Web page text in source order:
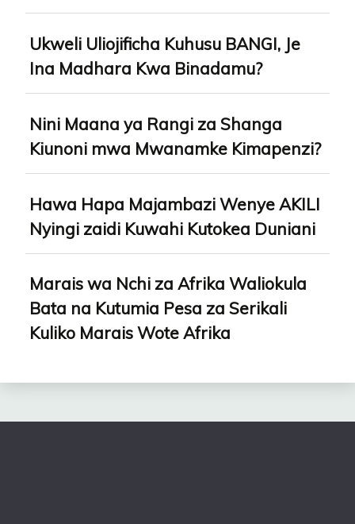
Ukweli Uliojificha Kuhusu BANGI, Je
Ina Madhara Kwa Binadamu?
Nini Maana ya Rangi za Shanga
Kiunoni mwa Mwanamke Kimapenzi?
Hawa Hapa Majambazi Wenye AKILI
Nyingi zaidi Kuwahi Kutokea Duniani
Marais wa Nchi za Afrika Waliokula
Bata na Kutumia Pesa za Serikali
Kuliko Marais Wote Afrika